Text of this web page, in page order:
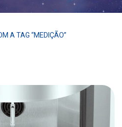
A TAG “MEDIÇÃO”